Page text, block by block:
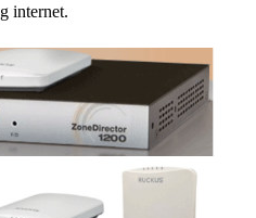
internet.